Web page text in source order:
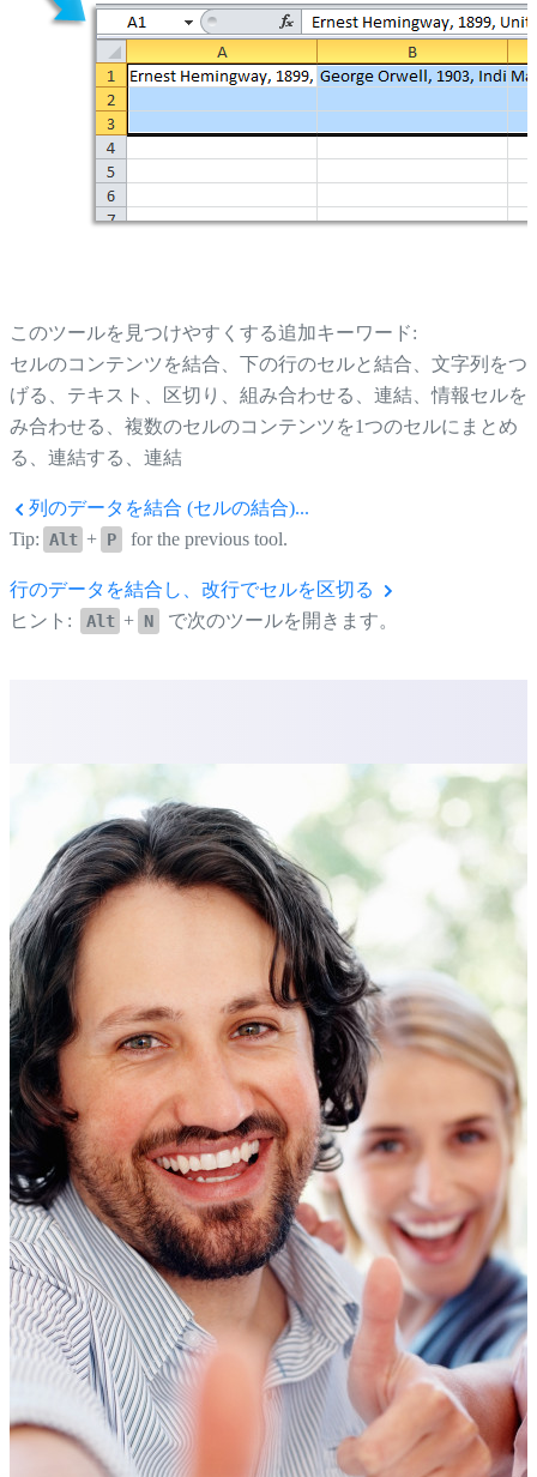
このツールを見つけやすくする追加キーワード:
セルのコンテンツを結合、下の行のセルと結合、文字列をつ
げる、テキスト、区切り、組み合わせる、連結、情報セルを
み合わせる、複数のセルのコンテンツを1つのセルにまとめ
る、連結する、連結
列のデータを結合 (セルの結合)...
Tip: Alt + P for the previous tool.
行のデータを結合し、改行でセルを区切る
ヒント:
Alt + N で次のツールを開きます。